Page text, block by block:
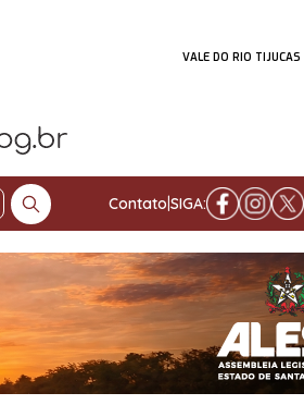
VALE DO RIO TIJUCAS
Contato SIGA: